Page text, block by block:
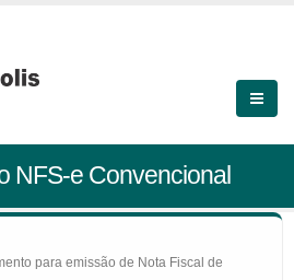
NFS-e Convencional
para emissão de Nota Fiscal de